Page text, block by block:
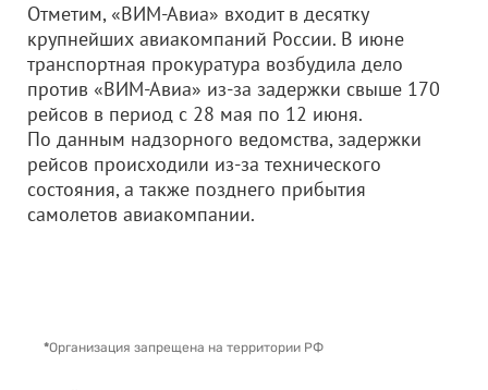
Отметим, «ВИМ-Авиа» входит в десятку
крупнейших авиакомпаний России. В июне
транспортная прокуратура возбудила дело
против «ВИМ-Авиа» из-за задержки свыше 170
рейсов в период с 28 мая по 12 июня.
По данным надзорного ведомства, задержки
рейсов происходили из-за технического
состояния, а также позднего прибытия
самолетов авиакомпании.
*Организация запрещена на территории РФ